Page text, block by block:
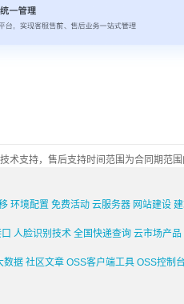
术支持，售后支持时间范围为合同期范
环境配置 免费活动 云服务器 网站建设
人脸识别技术 全国快递查询 云市场产品
数据 社区文章 OSS客户端工具 OSS控制